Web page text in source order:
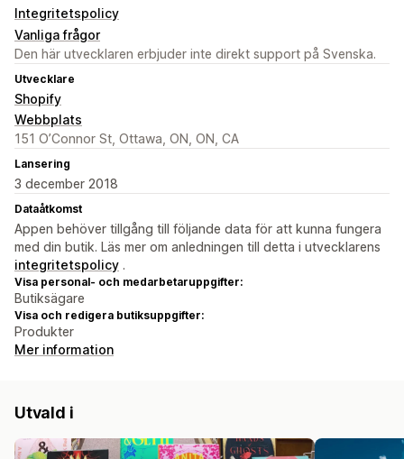
Integritetspolicy
Vanliga frågor
Den här utvecklaren erbjuder inte direkt support på Svenska.
Utvecklare
Shopify
Webbplats
151 O’Connor St, Ottawa, ON, ON, CA
Lansering
3 december 2018
Dataåtkomst
Appen behöver tillgång till följande data för att kunna fungera
med din butik. Läs mer om anledningen till detta i utvecklarens
integritetspolicy .
Visa personal- och medarbetaruppgifter:
Butiksägare
Visa och redigera butiksuppgifter:
Produkter
Mer information
Utvald i